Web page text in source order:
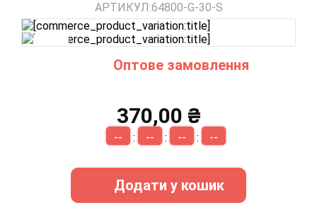
АРТИКУЛ:64800-G-30-S
370,00 ₴
-- : -- : -- : --
Оптове замовлення
Додати у кошик